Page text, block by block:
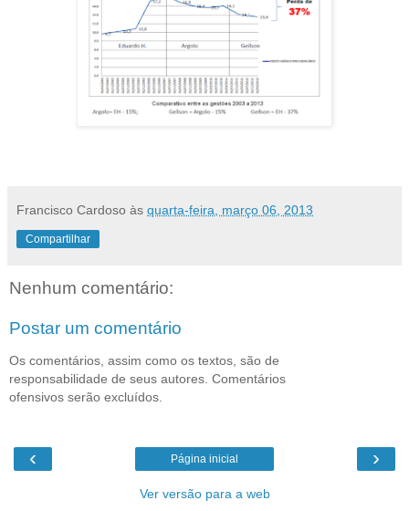
Francisco Cardoso às quarta-feira, março 06, 2013
Compartilhar
Nenhum comentário:
Postar um comentário
Os comentários, assim como os textos, são de
responsabilidade de seus autores. Comentários
ofensivos serão excluídos.
‹ ›
Página inicial
Ver versão para a web